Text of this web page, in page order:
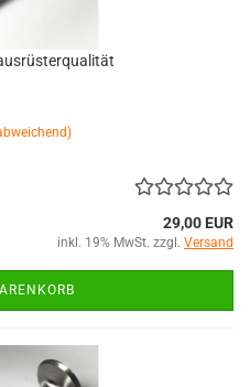
29,00 EUR
inkl. 19% MwSt. zzgl. Versand